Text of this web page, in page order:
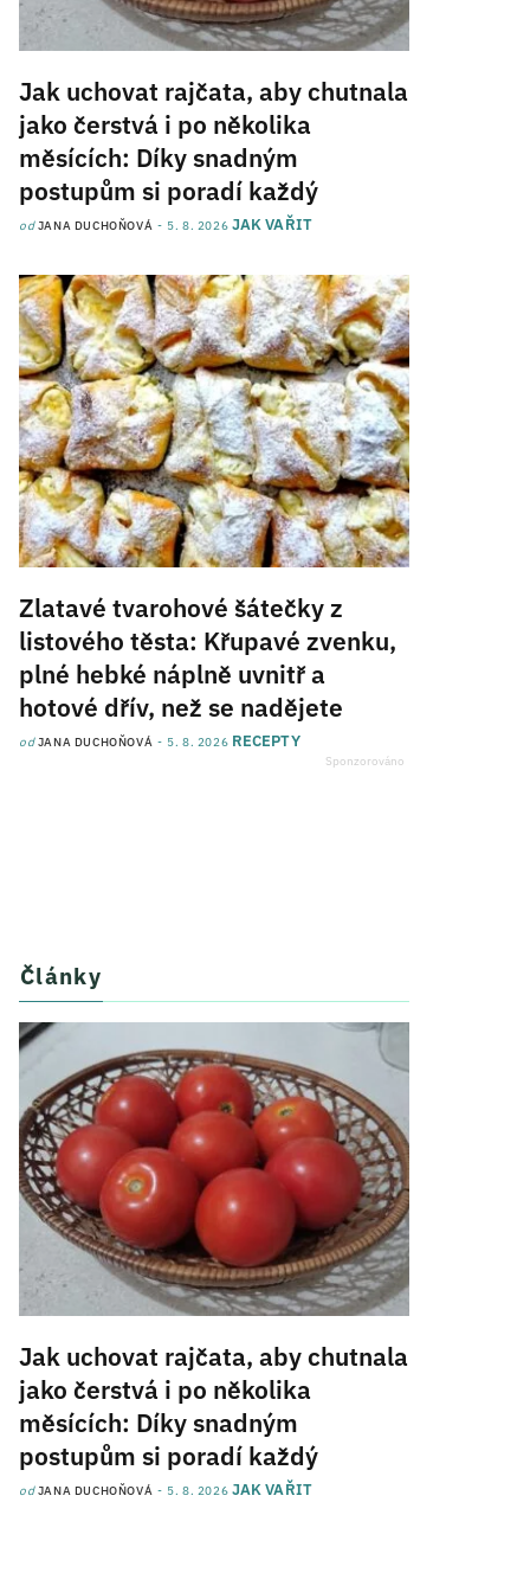
Jak uchovat rajčata, aby chutnala
jako čerstvá i po několika
měsících: Díky snadným
postupům si poradí každý
odJANA DUCHOŇOVÁ 5. 8. 2026 JAK VAŘIT
Zlatavé tvarohové šátečky z
listového těsta: Křupavé zvenku,
plné hebké náplně uvnitř a
hotové dřív, než se nadějete
odJANA DUCHOŇOVÁ 5. 8. 2026 RECEPTY
Články
Jak uchovat rajčata, aby chutnala
jako čerstvá i po několika
měsících: Díky snadným
postupům si poradí každý
odJANA DUCHOŇOVÁ 5. 8. 2026 JAK VAŘIT